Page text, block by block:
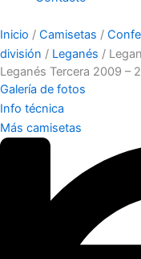
Inicio / Camisetas /
división / Leganés /
Leganés Tercera 2009 –
Galería de fotos
Info técnica
Más camisetas